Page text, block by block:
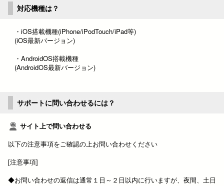
対応機種は？
・iOS搭載機種(iPhone/iPodTouch/iPad等)
(iOS最新バージョン)
・AndroidOS搭載機種
(AndroidOS最新バージョン)
サポートに問い合わせるには？
サイト上で問い合わせる
以下の注意事項をご確認の上お問い合わせください
[注意事項]
◆お問い合わせの返信は通常１日～２日以内に行いますが、夜間、土日